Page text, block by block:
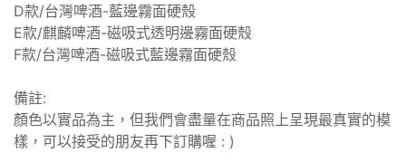
D款/台灣啤酒-藍邊霧面硬殼
E款/麒麟啤酒-磁吸式透明邊霧面硬殼
F款/台灣啤酒-磁吸式藍邊霧面硬殼
備註:
顏色以實品為主，但我們會盡量在商品照上呈現最真實的模
樣，可以接受的朋友再下訂購喔 : )